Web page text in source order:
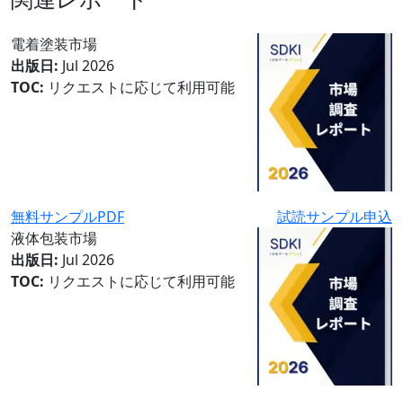
電着塗装市場
出版日: Jul 2026
TOC: リクエストに応じて利用可能
無料サンプルPDF
試読サンプル申込
液体包装市場
出版日: Jul 2026
TOC: リクエストに応じて利用可能